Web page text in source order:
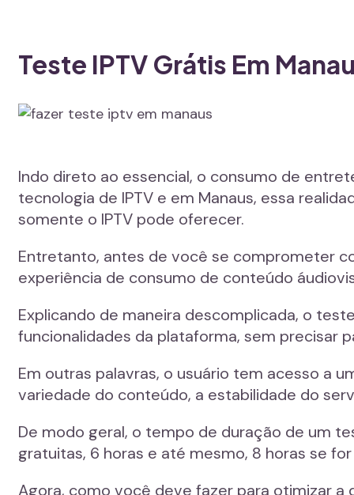
Teste IPTV Grátis Em
Indo direto ao essencial, o consumo de
tecnologia de IPTV e em Manaus, essa
somente o IPTV pode oferecer.
Entretanto, antes de você se comprometer
experiência de consumo de conteúdo
Explicando de maneira descomplicada, o
funcionalidades da plataforma, sem precisar
Em outras palavras, o usuário tem acesso a
variedade do conteúdo, a estabilidade do
De modo geral, o tempo de duração de um
gratuitas, 6 horas e até mesmo, 8 horas se
Agora, como você deve fazer para otimizar a